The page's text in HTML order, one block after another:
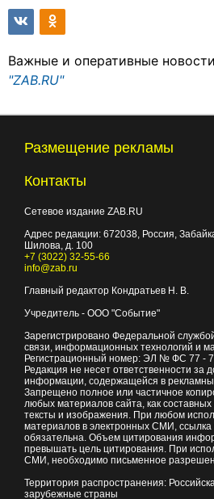
Важные и оперативные
"ZAB.RU"
Размещение рекламы
Контакты
Сетевое издание ZAB.RU
Адрес редакции: 672038 , Россия,
Шилова, д. 100
+7 (3022) 32-55-66
info@zab.ru
Главный редактор Кондратьев Н. В.
Учредитель - ООО "Событие"
Зарегистрировано Федеральной
связи, информационных технологий и
Регистрационный номер: ЭЛ № ФС 77 -
Редакция не несет ответственности за
информации, содержащейся в
Запрещено полное или частичное
любых материалов сайта, как
тексты и изображения. При любом
материалов в электронных СМИ,
обязательна. Объем цитирования
превышать цель цитирования. При
СМИ, необходимо письменное
Территория распространения:
зарубежные страны